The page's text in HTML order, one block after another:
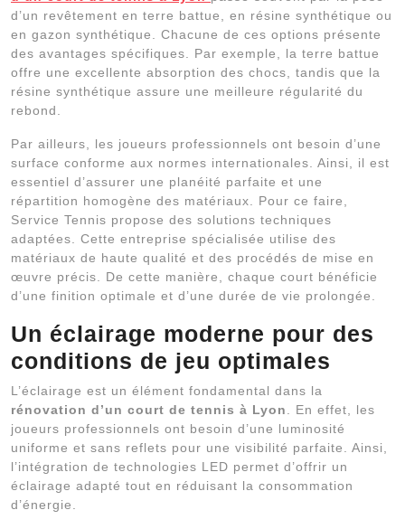
d’un revêtement en terre battue, en résine synthétique ou
en gazon synthétique. Chacune de ces options présente
des avantages spécifiques. Par exemple, la terre battue
offre une excellente absorption des chocs, tandis que la
résine synthétique assure une meilleure régularité du
rebond.
Par ailleurs, les joueurs professionnels ont besoin d’une
surface conforme aux normes internationales. Ainsi, il est
essentiel d’assurer une planéité parfaite et une
répartition homogène des matériaux. Pour ce faire,
Service Tennis propose des solutions techniques
adaptées. Cette entreprise spécialisée utilise des
matériaux de haute qualité et des procédés de mise en
œuvre précis. De cette manière, chaque court bénéficie
d’une finition optimale et d’une durée de vie prolongée.
Un éclairage moderne pour des
conditions de jeu optimales
L’éclairage est un élément fondamental dans la
rénovation d’un court de tennis à Lyon
. En effet, les
joueurs professionnels ont besoin d’une luminosité
uniforme et sans reflets pour une visibilité parfaite. Ainsi,
l’intégration de technologies LED permet d’offrir un
éclairage adapté tout en réduisant la consommation
d’énergie.